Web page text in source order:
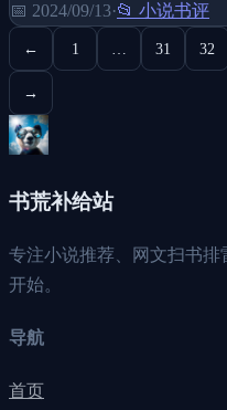
📅 2024/09/13·📂 小说书评
← 1 31 32
→
书荒补给站
专注小说推荐、网文扫书
开始。
导航
首页